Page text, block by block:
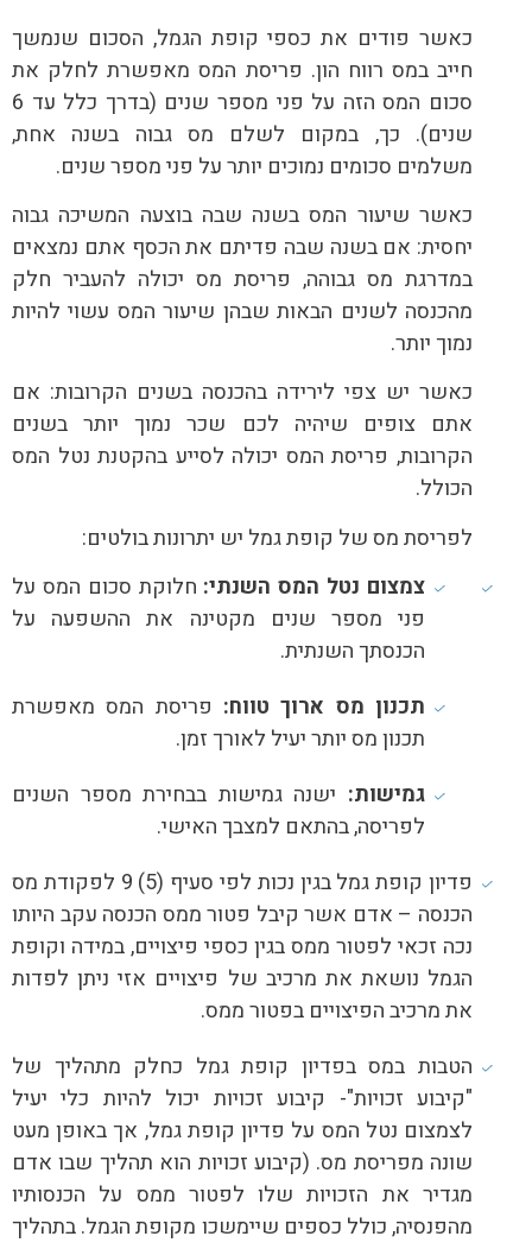
כאשר פודים את כספי קופת הגמל, הסכום שנמשך
חייב במס רווח הון. פריסת המס מאפשרת לחלק את
סכום המס הזה על פני מספר שנים (בדרך כלל עד 6
שנים). כך, במקום לשלם מס גבוה בשנה אחת,
משלמים סכומים נמוכים יותר על פני מספר שנים.
כאשר שיעור המס בשנה שבה בוצעה המשיכה גבוה
יחסית: אם בשנה שבה פדיתם את הכסף אתם נמצאים
במדרגת מס גבוהה, פריסת מס יכולה להעביר חלק
מהכנסה לשנים הבאות שבהן שיעור המס עשוי להיות
נמוך יותר.
כאשר יש צפי לירידה בהכנסה בשנים הקרובות: אם
אתם צופים שיהיה לכם שכר נמוך יותר בשנים
הקרובות, פריסת המס יכולה לסייע בהקטנת נטל המס
הכולל.
לפריסת מס של קופת גמל יש יתרונות בולטים:
צמצום נטל המס השנתי: חלוקת סכום המס על
פני מספר שנים מקטינה את ההשפעה על
הכנסתך השנתית.
תכנון מס ארוך טווח: פריסת המס מאפשרת
תכנון מס יותר יעיל לאורך זמן.
גמישות: ישנה גמישות בבחירת מספר השנים
לפריסה, בהתאם למצבך האישי.
פדיון קופת גמל בגין נכות לפי סעיף (5) 9 לפקודת מס
הכנסה – אדם אשר קיבל פטור ממס הכנסה עקב היותו
נכה זכאי לפטור ממס בגין כספי פיצויים, במידה וקופת
הגמל נושאת את מרכיב של פיצויים אזי ניתן לפדות
את מרכיב הפיצויים בפטור ממס.
הטבות במס בפדיון קופת גמל כחלק מתהליך של
"קיבוע זכויות"- קיבוע זכויות יכול להיות כלי יעיל
לצמצום נטל המס על פדיון קופת גמל, אך באופן מעט
שונה מפריסת מס. (קיבוע זכויות הוא תהליך שבו אדם
מגדיר את הזכויות שלו לפטור ממס על הכנסותיו
מהפנסיה, כולל כספים שיימשכו מקופת הגמל. בתהליך